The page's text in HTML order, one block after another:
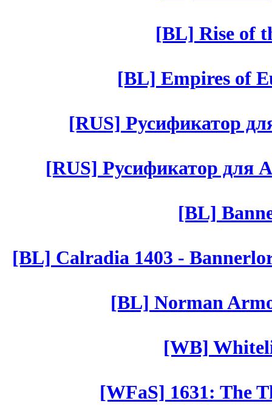
[BL] Rise of
[BL] Empires of
[RUS] Русификатор
[RUS] Русификатор для
[BL]
[BL] Calradia 1403 -
[BL] Norman
[WB]
[WFaS] 1631: The